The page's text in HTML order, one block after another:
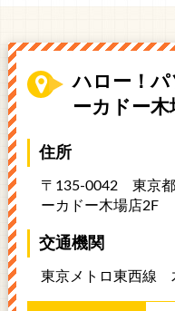
ハロー！パ
ーカドー木
住所
〒135-0042 東京
ーカドー木場店2F
交通機関
東京メトロ東西線